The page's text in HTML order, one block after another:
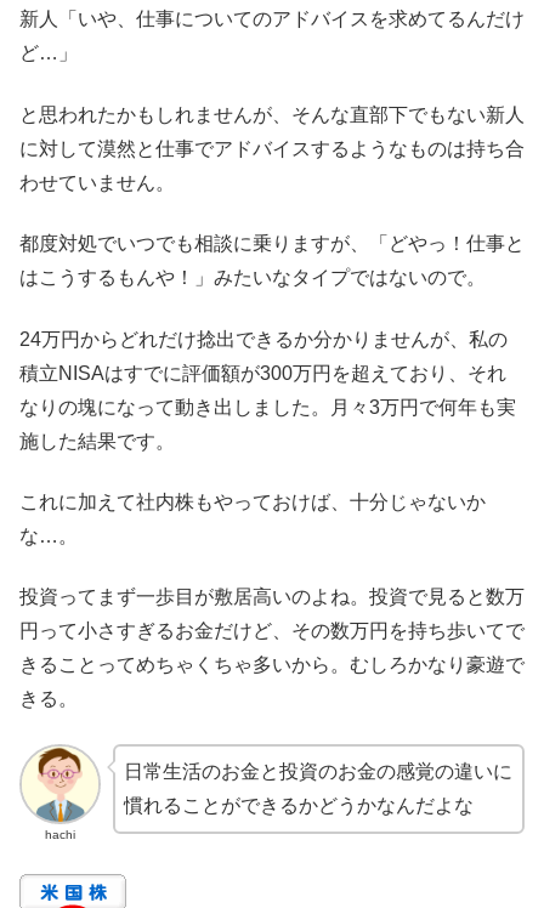
新人「いや、仕事についてのアドバイスを求めてるんだけ
ど…」
と思われたかもしれませんが、そんな直部下でもない新人
に対して漠然と仕事でアドバイスするようなものは持ち合
わせていません。
都度対処でいつでも相談に乗りますが、「どやっ！仕事と
はこうするもんや！」みたいなタイプではないので。
24万円からどれだけ捻出できるか分かりませんが、私の
積立NISAはすでに評価額が300万円を超えており、それ
なりの塊になって動き出しました。月々3万円で何年も実
施した結果です。
これに加えて社内株もやっておけば、十分じゃないか
な…。
投資ってまず一歩目が敷居高いのよね。投資で見ると数万
円って小さすぎるお金だけど、その数万円を持ち歩いてで
きることってめちゃくちゃ多いから。むしろかなり豪遊で
きる。
hachi
日常生活のお金と投資のお金の感覚の違いに
慣れることができるかどうかなんだよな